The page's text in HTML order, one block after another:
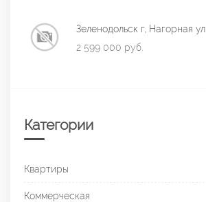
Зеленодольск г, Нагорная ул
2 599 000 руб.
Категории
Квартиры
Коммерческая